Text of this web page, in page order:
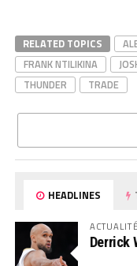
RELATED TOPICS
FRANK NTILIKINA
THUNDER
TRADE
HEADLINES
Derrick